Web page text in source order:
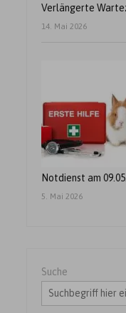
Verlängerte
14. Mai 2026
Notdienst am
5. Mai 2026
Suche